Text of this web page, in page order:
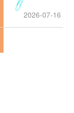
2026-07-16